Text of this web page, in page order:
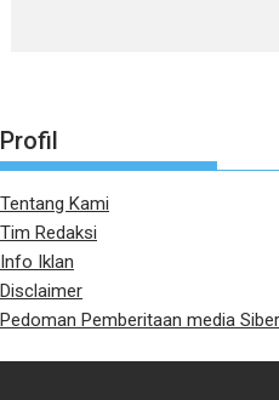
Profil
Tentang Kami
Tim Redaksi
Info Iklan
Disclaimer
Pedoman Pemberitaan media Siber